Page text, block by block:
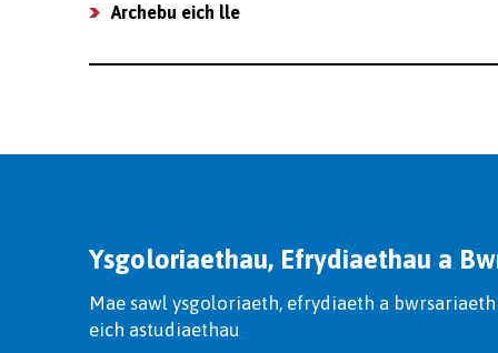
Archebu eich lle
Ysgoloriaethau, Efrydiaethau a
Mae sawl ysgoloriaeth, efrydiaeth a
eich astudiaethau